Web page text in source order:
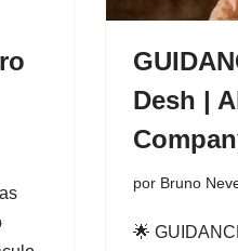
Desh |
por Bruno
🌟